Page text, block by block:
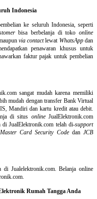
Indonesia
ke seluruh Indonesia, seperti
bisa berbelanja di tokoonline
via contactlewat WhatsAppdan
penawaran khusus untuk
faktur pajak untuk pembelian
sangat mudah karena memiliki
mudah dengan transfer Bank Virtual
Mandiri dan kartu kredit atau debit.
di situs onlineJualElektronik.com
di JualElektronik.com telah di-support
Master Card Security Codedan JCB
Jualelektronik.com. Belanja online
Rumah Tangga Anda